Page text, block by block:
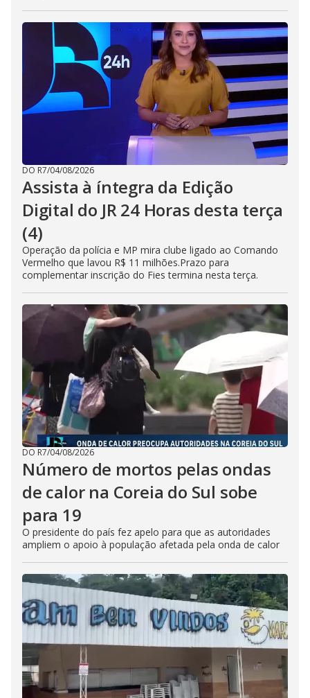
DO R7/04/08/2026
Assista à íntegra da Edição
Digital do JR 24 Horas desta terça
(4)
Operação da polícia e MP mira clube ligado ao Comando
Vermelho que lavou R$ 11 milhões.Prazo para
complementar inscrição do Fies termina nesta terça.
DO R7/04/08/2026
Número de mortos pelas ondas
de calor na Coreia do Sul sobe
para 19
O presidente do país fez apelo para que as autoridades
ampliem o apoio à população afetada pela onda de calor